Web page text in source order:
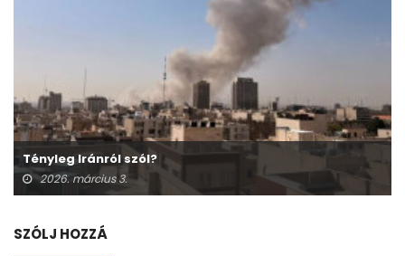
Tényleg Iránról szól?
2026. március 3.
SZÓLJ HOZZÁ